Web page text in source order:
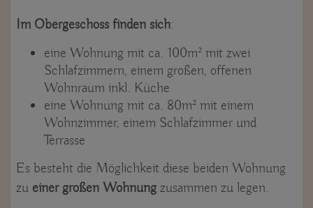
Im Obergeschoss finden sich:
eine Wohnung mit ca. 100m² mit zwei
Schlafzimmern, einem großen, offenen
Wohnraum inkl. Küche
eine Wohnung mit ca. 80m² mit einem
Wohnzimmer, einem Schlafzimmer und
Terrasse
Es besteht die Möglichkeit diese beiden Wohnung
zu einer großen Wohnung zusammen zu legen.